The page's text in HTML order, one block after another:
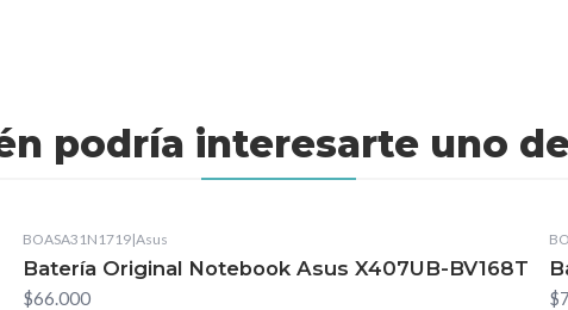
podría interesarte uno
BOASA31N1719|Asus
Batería Original Notebook Asus X407UB-BV168T
$66.000